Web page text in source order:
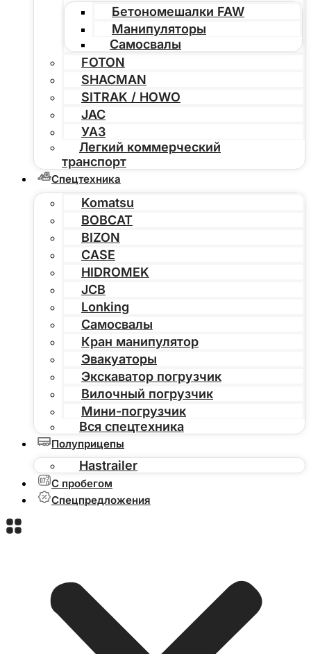
Бетономешалки FAW
Манипуляторы
Самосвалы
FOTON
SHACMAN
SITRAK / HOWO
JAC
УАЗ
Легкий коммерческий
транспорт
Спецтехника
Komatsu
BOBCAT
BIZON
CASE
HIDROMEK
JCB
Lonking
Самосвалы
Кран манипулятор
Эвакуаторы
Экскаватор погрузчик
Вилочный погрузчик
Мини-погрузчик
Вся спецтехника
Полуприцепы
Hastrailer
С пробегом
Спецпредложения